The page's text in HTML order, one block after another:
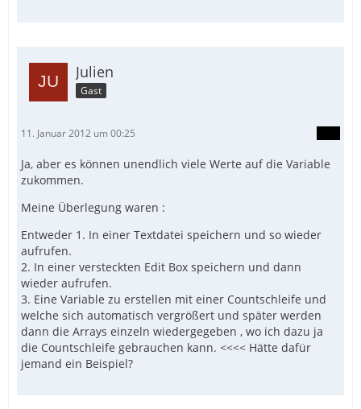
Julien
Gast
11. Januar 2012 um 00:25
Ja, aber es können unendlich viele Werte auf die Variable
zukommen.
Meine Überlegung waren :
Entweder 1. In einer Textdatei speichern und so wieder
aufrufen.
2. In einer versteckten Edit Box speichern und dann
wieder aufrufen.
3. Eine Variable zu erstellen mit einer Countschleife und
welche sich automatisch vergrößert und später werden
dann die Arrays einzeln wiedergegeben , wo ich dazu ja
die Countschleife gebrauchen kann. <<<< Hätte dafür
jemand ein Beispiel?